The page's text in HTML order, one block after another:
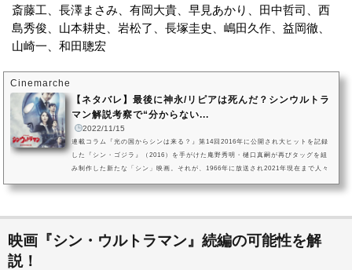
斎藤工、長澤まさみ、有岡大貴、早見あかり、田中哲司、西
島秀俊、山本耕史、岩松了、長塚圭史、嶋田久作、益岡徹、
山崎一、和田聰宏
Cinemarche
【ネタバレ】最後に神永/リピアは死んだ？シンウルトラ
マン解説考察で“分からない...
2022/11/15
連載コラム『光の国からシンは来る？』第14回2016年に公開され大ヒットを記録
した『シン・ゴジラ』（2016）を手がけた庵野秀明・樋口真嗣が再びタッグを組
み制作した新たな「シン」映画。それが、1966年に放送され2021年現在まで人々
映画『シン・ウルトラマン』続編の可能性を解
説！